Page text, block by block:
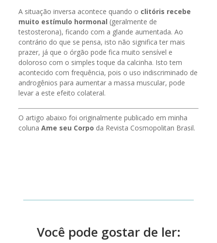
A situação inversa acontece quando o clitóris recebe
muito estímulo hormonal (geralmente de
testosterona), ficando com a glande aumentada. Ao
contrário do que se pensa, isto não significa ter mais
prazer, já que o órgão pode fica muito sensível e
doloroso com o simples toque da calcinha. Isto tem
acontecido com frequência, pois o uso indiscriminado de
androgênios para aumentar a massa muscular, pode
levar a este efeito colateral.
O artigo abaixo foi originalmente publicado em minha
coluna Ame seu Corpo da Revista Cosmopolitan Brasil.
Você pode gostar de ler: